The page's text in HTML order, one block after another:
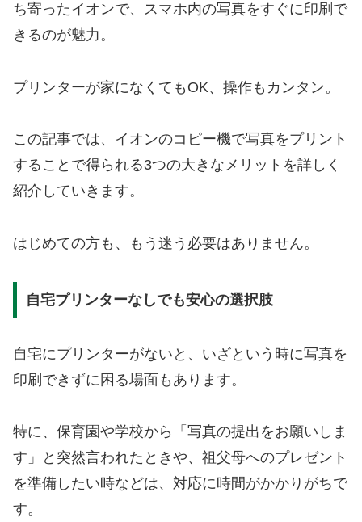
ち寄ったイオンで、スマホ内の写真をすぐに印刷で
きるのが魅力。
プリンターが家になくてもOK、操作もカンタン。
この記事では、イオンのコピー機で写真をプリント
することで得られる3つの大きなメリットを詳しく
紹介していきます。
はじめての方も、もう迷う必要はありません。
自宅プリンターなしでも安心の選択肢
自宅にプリンターがないと、いざという時に写真を
印刷できずに困る場面もあります。
特に、保育園や学校から「写真の提出をお願いしま
す」と突然言われたときや、祖父母へのプレゼント
を準備したい時などは、対応に時間がかかりがちで
す。